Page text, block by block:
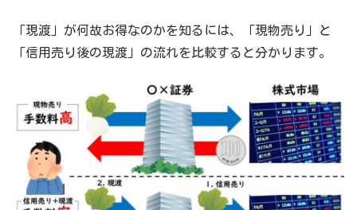
「現渡」が何故お得なのかを知るには、「現物売り」と
「信用売り後の現渡」の流れを比較すると分かります。